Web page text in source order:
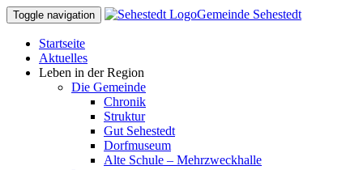
Toggle navigation Gemeinde Sehestedt
Startseite
Aktuelles
Leben in der Region
Die Gemeinde
Chronik
Struktur
Gut Sehestedt
Dorfmuseum
Alte Schule – Mehrzweckhalle